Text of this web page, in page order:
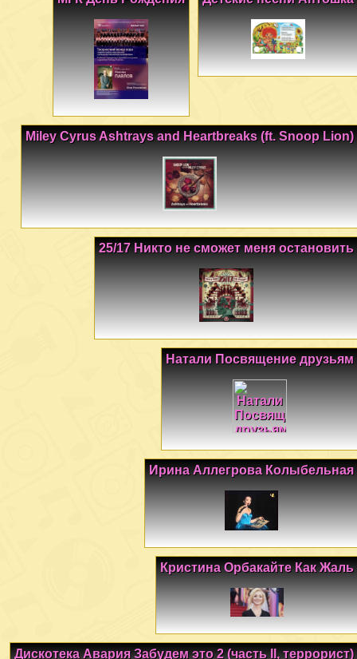
Miley Cyrus Ashtrays and Heartbreaks (ft. Snoop Lion)
25/17 Никто не сможет меня остановить
Натали Посвящение друзьям
Ирина Аллегрова Колыбельная
Кристина Орбакайте Как Жаль
Дискотека Авария Забудем это 2 (часть II, террорист)